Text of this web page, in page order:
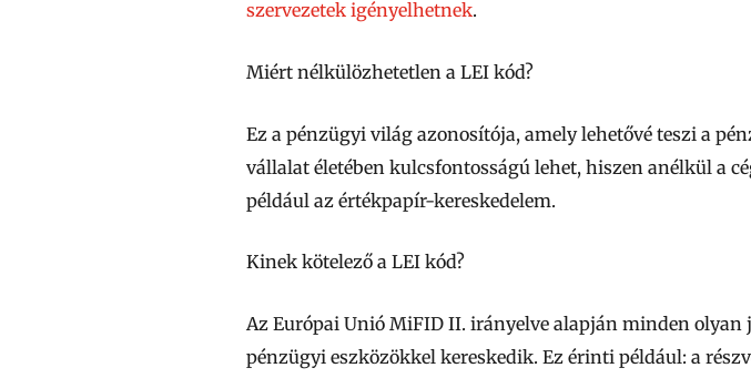
szervezetek igényelhetnek.
Miért nélkülözhetetlen a LEI kód?
Ez a pénzügyi világ azonosítója, amely lehetővé teszi a
vállalat életében kulcsfontosságú lehet, hiszen anélkül a
például az értékpapír-kereskedelem.
Kinek kötelező a LEI kód?
Az Európai Unió MiFID II. irányelve alapján minden
pénzügyi eszközökkel kereskedik. Ez érinti például: a